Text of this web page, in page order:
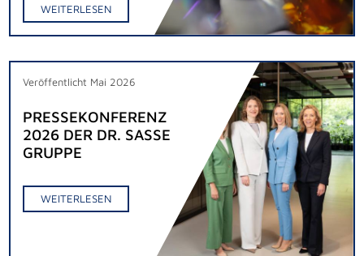
WEITERLESEN
Veröffentlicht Mai 2026
PRESSEKONFERENZ
2026 DER DR. SASSE
GRUPPE
WEITERLESEN